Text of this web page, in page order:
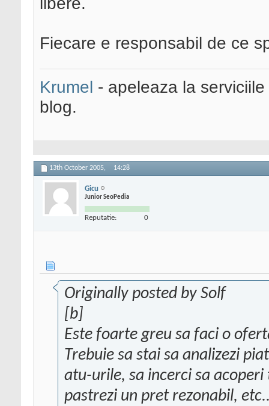
Fiecare e responsabil de ce
Krumel - apeleaza la
blog.
13th October 2005, 14:28
Gicu
Junior SeoPedia
Reputatie: 0
Originally posted by Solf
[b]
Este foarte greu sa faci o
Trebuie sa stai sa analizezi
atu-urile, sa incerci sa
pastrezi un pret rezonabil,